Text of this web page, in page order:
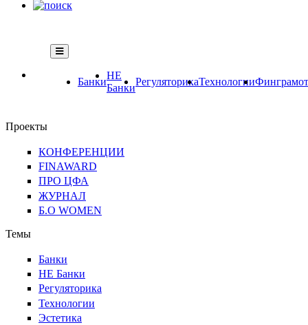
Банки
НЕ
Банки
РегуляторикаТехнологии
Проекты
КОНФЕРЕНЦИИ
FINAWARD
ПРО ЦФА
ЖУРНАЛ
Б.О WOMEN
Темы
Банки
НЕ Банки
Регуляторика
Технологии
Эстетика